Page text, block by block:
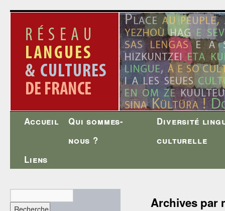
Aller
contenu
Accueil
Qui sommes-
nous ?
Diversité
culturelle
Liens
Archives par